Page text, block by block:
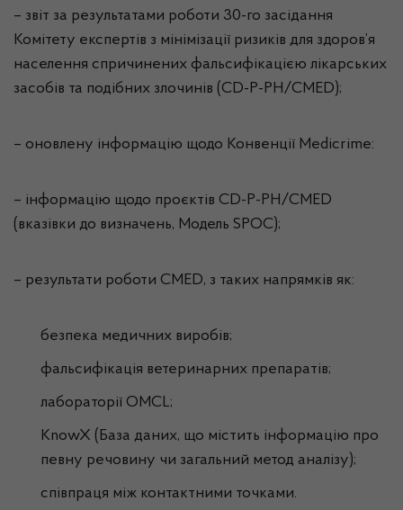
– звіт за результатами роботи 30-го засідання
Комітету експертів з мінімізації ризиків для здоров’я
населення спричинених фальсифікацією лікарських
засобів та подібних злочинів (CD-P-PH/CMED);
– оновлену інформацію щодо Конвенції Medicrime:
– інформацію щодо проєктів CD-P-PH/CMED
(вказівки до визначень, Модель SPOC);
– результати роботи CMED, з таких напрямків як:
безпека медичних виробів;
фальсифікація ветеринарних препаратів;
лабораторії OMCL;
KnowX (База даних, що містить інформацію про
певну речовину чи загальний метод аналізу);
співпраця між контактними точками.